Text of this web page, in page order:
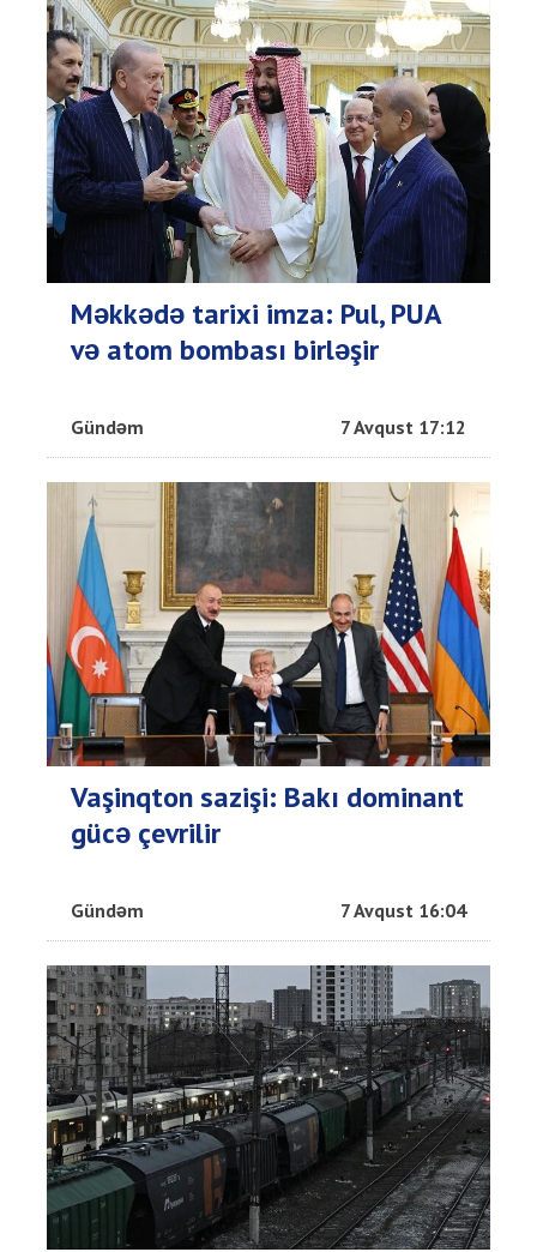
Məkkədə tarixi imza: Pul, PUA
və atom bombası birləşir
Gündəm 7 Avqust 17:12
Vaşinqton sazişi: Bakı dominant
gücə çevrilir
Gündəm 7 Avqust 16:04